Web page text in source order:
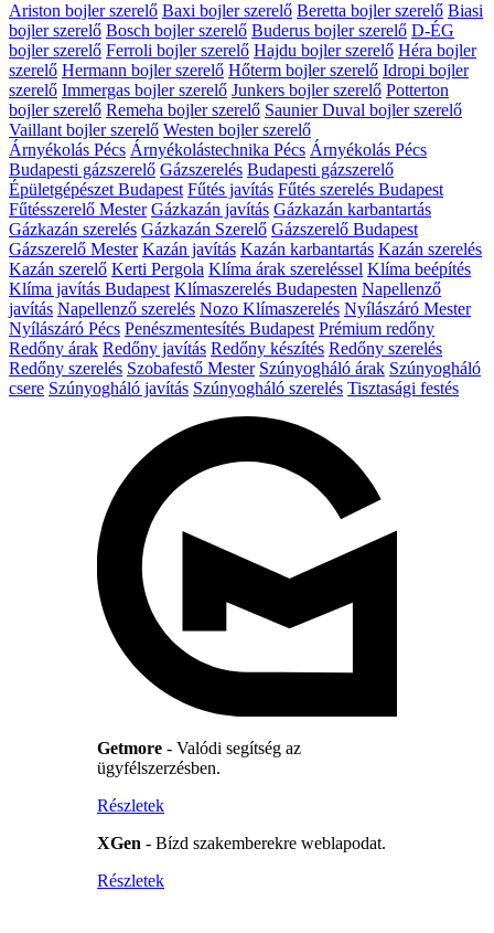
Ariston bojler szerelő Baxi bojler szerelő Beretta bojler szerelő Biasi
bojler szerelő Bosch bojler szerelő Buderus bojler szerelő D-ÉG
bojler szerelő Ferroli bojler szerelő Hajdu bojler szerelő Héra bojler
szerelő Hermann bojler szerelő Hőterm bojler szerelő Idropi bojler
szerelő Immergas bojler szerelő Junkers bojler szerelő Potterton
bojler szerelő Remeha bojler szerelő Saunier Duval bojler szerelő
Vaillant bojler szerelő Westen bojler szerelő
Árnyékolás Pécs Árnyékolástechnika Pécs Árnyékolás Pécs
Budapesti gázszerelő Gázszerelés Budapesti gázszerelő
Épületgépészet Budapest Fűtés javítás Fűtés szerelés Budapest
Fűtésszerelő Mester Gázkazán javítás Gázkazán karbantartás
Gázkazán szerelés Gázkazán Szerelő Gázszerelő Budapest
Gázszerelő Mester Kazán javítás Kazán karbantartás Kazán szerelés
Kazán szerelő Kerti Pergola Klíma árak szereléssel Klíma beépítés
Klíma javítás Budapest Klímaszerelés Budapesten Napellenző
javítás Napellenző szerelés Nozo Klímaszerelés Nyílászáró Mester
Nyílászáró Pécs Penészmentesítés Budapest Prémium redőny
Redőny árak Redőny javítás Redőny készítés Redőny szerelés
Redőny szerelés Szobafestő Mester Szúnyogháló árak Szúnyogháló
csere Szúnyogháló javítás Szúnyogháló szerelés Tisztasági festés
Getmore - Valódi segítség az
ügyfélszerzésben.
Részletek
XGen - Bízd szakemberekre weblapodat.
Részletek